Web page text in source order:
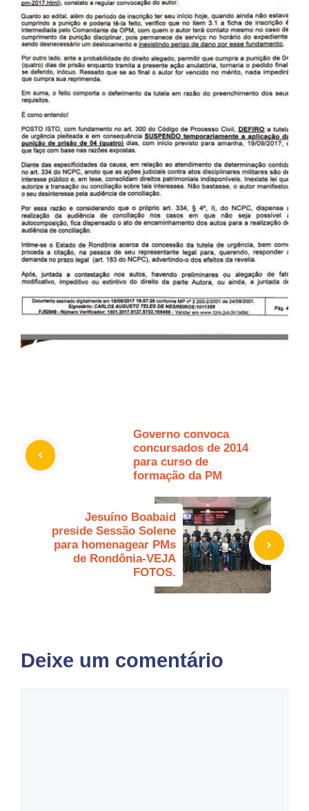
Governo convoca
concursados de 2014
para curso de
formação da PM
Jesuíno Boabaid
preside Sessão Solene
para homenagear PMs
de Rondônia-VEJA
FOTOS.
Deixe um comentário